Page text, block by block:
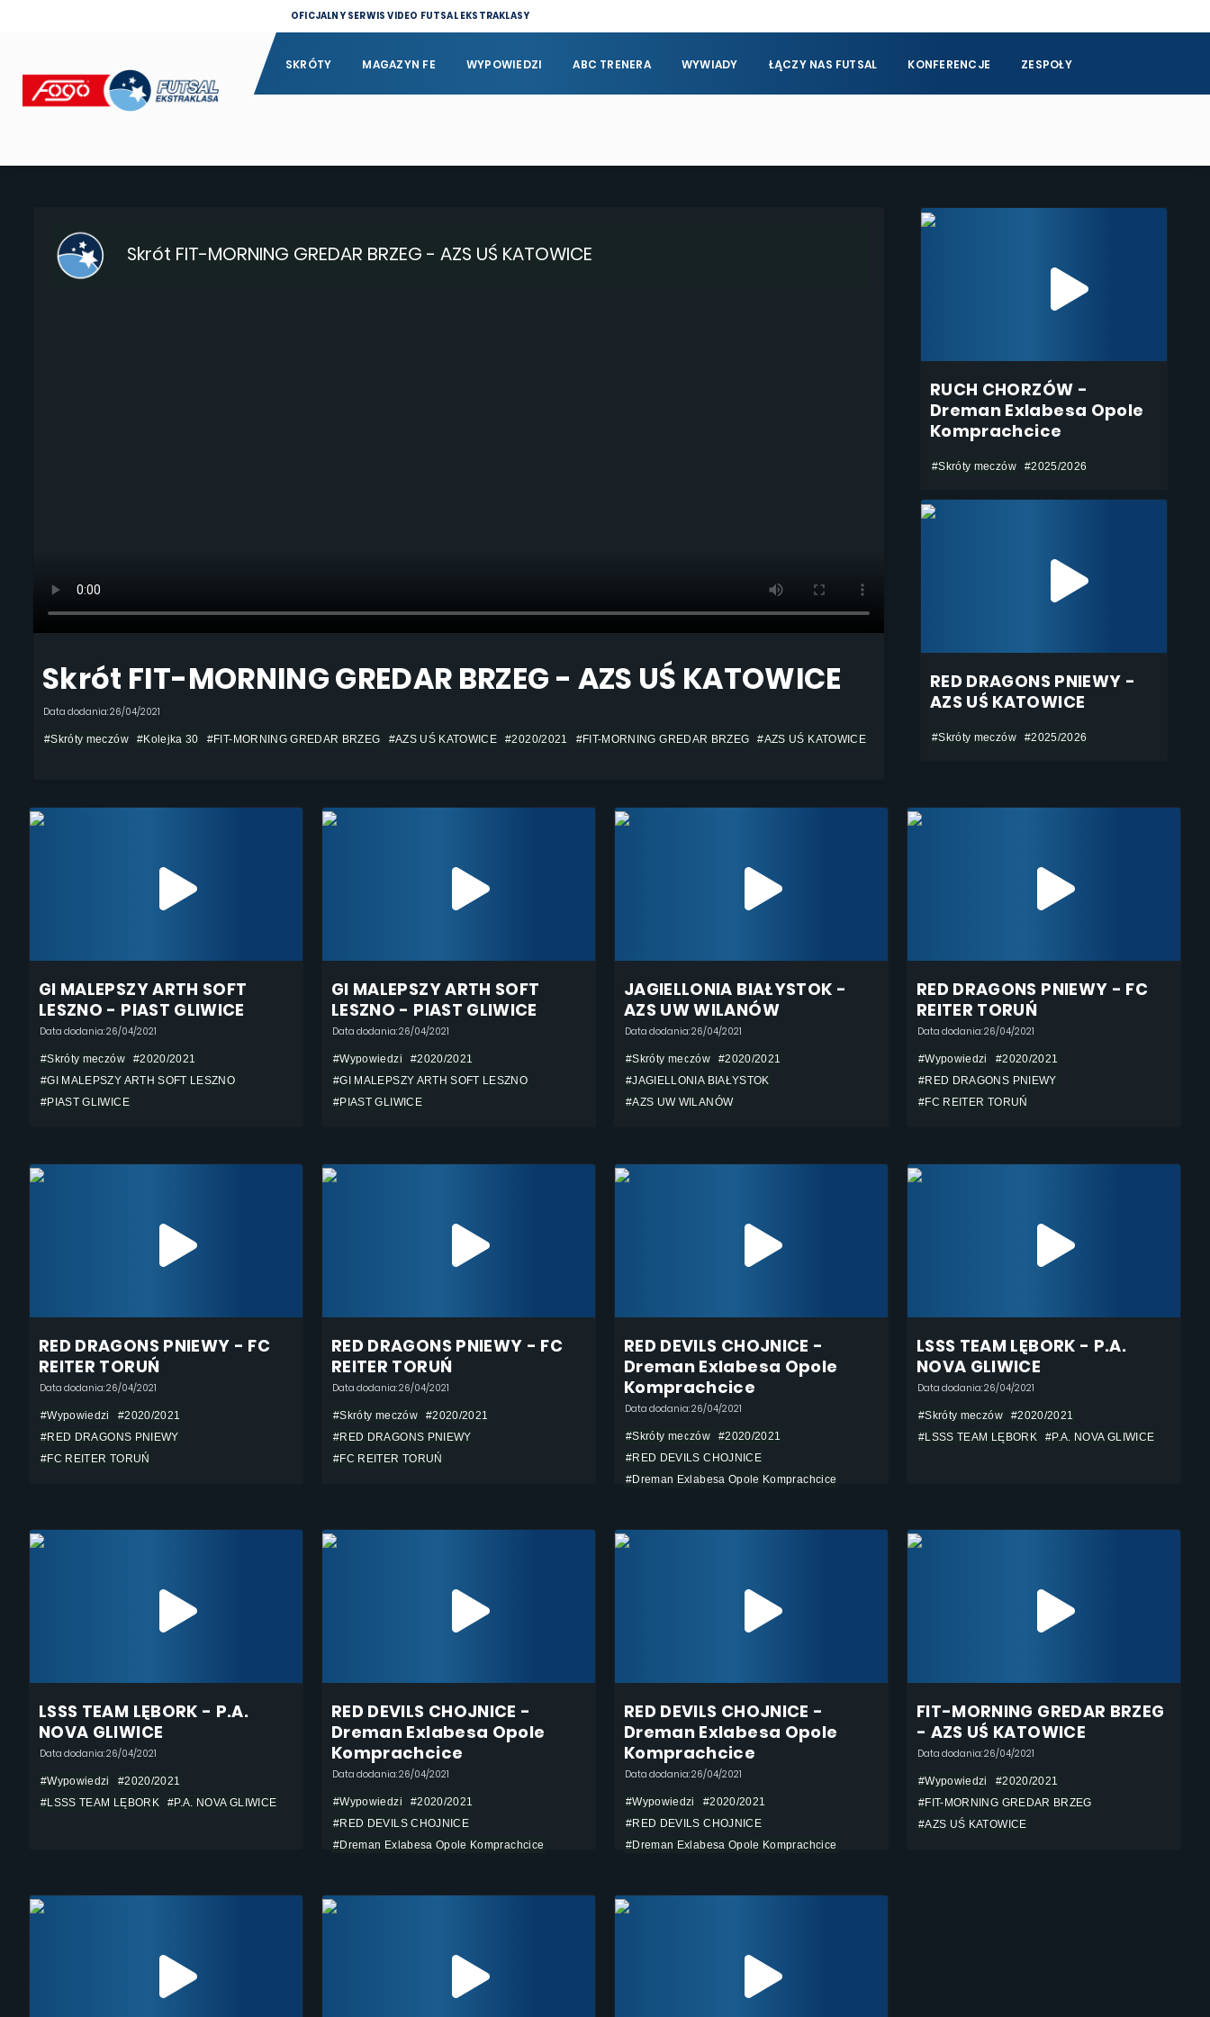
OFICJALNY SERWIS VIDEO FUTSAL EKSTRAKLASY
SKRÓTY MAGAZYN FE WYPOWIEDZI ABC TRENERA WYWIADY ŁĄCZY NAS FUTSAL KONFERENCJE ZESPOŁY
Skrót FIT-MORNING GREDAR BRZEG - AZS UŚ KATOWICE
Skrót FIT-MORNING GREDAR BRZEG - AZS UŚ KATOWICE
Data dodania: 26/04/2021
#Skróty meczów #Kolejka 30 #FIT-MORNING GREDAR BRZEG #AZS UŚ KATOWICE #2020/2021 #FIT-MORNING GREDAR BRZEG #AZS UŚ KATOWICE
RUCH CHORZÓW -
Dreman Exlabesa Opole
Komprachcice
#Skróty meczów #2025/2026
RED DRAGONS PNIEWY -
AZS UŚ KATOWICE
#Skróty meczów #2025/2026
GI MALEPSZY ARTH SOFT
LESZNO - PIAST GLIWICE
Data dodania: 26/04/2021
#Skróty meczów
#2020/2021
#GI MALEPSZY ARTH SOFT LESZNO
#PIAST GLIWICE
GI MALEPSZY ARTH SOFT
LESZNO - PIAST GLIWICE
Data dodania: 26/04/2021
#Wypowiedzi
#2020/2021
#GI MALEPSZY ARTH SOFT LESZNO
#PIAST GLIWICE
JAGIELLONIA BIAŁYSTOK -
AZS UW WILANÓW
Data dodania: 26/04/2021
#Skróty meczów
#2020/2021
#JAGIELLONIA BIAŁYSTOK
#AZS UW WILANÓW
RED DRAGONS PNIEWY - FC
REITER TORUŃ
Data dodania: 26/04/2021
#Wypowiedzi
#2020/2021
#RED DRAGONS PNIEWY
#FC REITER TORUŃ
RED DRAGONS PNIEWY - FC
REITER TORUŃ
Data dodania: 26/04/2021
#Wypowiedzi
#2020/2021
#RED DRAGONS PNIEWY
#FC REITER TORUŃ
RED DRAGONS PNIEWY - FC
REITER TORUŃ
Data dodania: 26/04/2021
#Skróty meczów
#2020/2021
#RED DRAGONS PNIEWY
#FC REITER TORUŃ
RED DEVILS CHOJNICE -
Dreman Exlabesa Opole
Komprachcice
Data dodania: 26/04/2021
#Skróty meczów
#2020/2021
#RED DEVILS CHOJNICE
#Dreman Exlabesa Opole Komprachcice
LSSS TEAM LĘBORK - P.A.
NOVA GLIWICE
Data dodania: 26/04/2021
#Skróty meczów
#2020/2021
#LSSS TEAM LĘBORK
#P.A. NOVA GLIWICE
LSSS TEAM LĘBORK - P.A.
NOVA GLIWICE
Data dodania: 26/04/2021
#Wypowiedzi
#2020/2021
#LSSS TEAM LĘBORK
#P.A. NOVA GLIWICE
RED DEVILS CHOJNICE -
Dreman Exlabesa Opole
Komprachcice
Data dodania: 26/04/2021
#Wypowiedzi
#2020/2021
#RED DEVILS CHOJNICE
#Dreman Exlabesa Opole Komprachcice
RED DEVILS CHOJNICE -
Dreman Exlabesa Opole
Komprachcice
Data dodania: 26/04/2021
#Wypowiedzi
#2020/2021
#RED DEVILS CHOJNICE
#Dreman Exlabesa Opole Komprachcice
FIT-MORNING GREDAR BRZEG
- AZS UŚ KATOWICE
Data dodania: 26/04/2021
#Wypowiedzi
#2020/2021
#FIT-MORNING GREDAR BRZEG
#AZS UŚ KATOWICE